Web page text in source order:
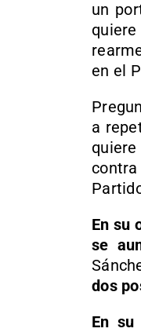
un
en el
a
quiere
En su
se
dos
En su